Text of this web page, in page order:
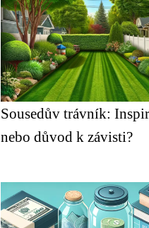
Sousedův trávník:
nebo důvod k závisti?